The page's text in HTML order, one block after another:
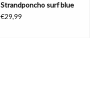
Strandponcho surf blue
€29,99